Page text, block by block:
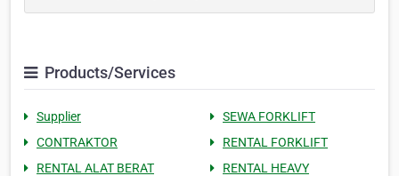
Products/Services
Supplier
SEWA FORKLIFT
CONTRAKTOR
RENTAL FORKLIFT
RENTAL ALAT BERAT
RENTAL HEAVY